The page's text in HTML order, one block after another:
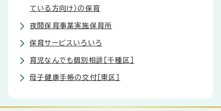
ている方向け）の保育
夜間保育事業実施保育所
保育サービスいろいろ
育児なんでも個別相談［千種区］
母子健康手帳の交付［東区］